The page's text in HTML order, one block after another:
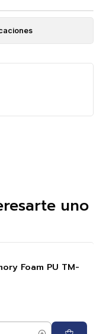
uno
Foam PU TM-